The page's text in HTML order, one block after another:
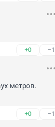
+0 –1
метров.
+0 –1